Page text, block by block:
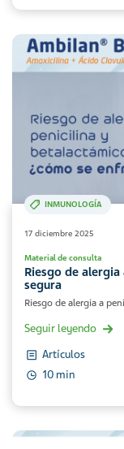
INMUNOLOGÍA
17 diciembre 2025
Material de consulta
Riesgo de
segura
Riesgo de alergia a
Seguir leyendo
Artículos
10 min